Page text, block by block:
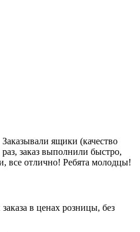
ящики (качество
заказ выполнили быстро,
все отлично! Ребята молодцы!
в ценах розницы, без